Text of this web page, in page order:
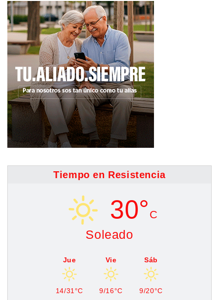
Tiempo en Resistencia
30° C
Soleado
Jue
14/31°C
Vie
9/16°C
Sáb
9/20°C